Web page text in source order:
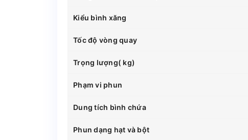
Kiểu bình xăng
Tốc độ vòng quay
Trọng lượng( kg)
Phạm vi phun
Dung tích bình chứa
Phun dạng hạt và bột